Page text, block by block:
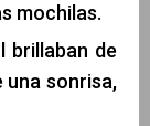
mochilas.
brillaban de
una sonrisa,